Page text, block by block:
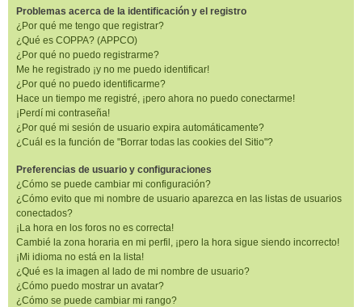
Problemas acerca de la identificación y el registro
¿Por qué me tengo que registrar?
¿Qué es COPPA? (APPCO)
¿Por qué no puedo registrarme?
Me he registrado ¡y no me puedo identificar!
¿Por qué no puedo identificarme?
Hace un tiempo me registré, ¡pero ahora no puedo conectarme!
¡Perdí mi contraseña!
¿Por qué mi sesión de usuario expira automáticamente?
¿Cuál es la función de "Borrar todas las cookies del Sitio"?
Preferencias de usuario y configuraciones
¿Cómo se puede cambiar mi configuración?
¿Cómo evito que mi nombre de usuario aparezca en las listas de usuarios
conectados?
¡La hora en los foros no es correcta!
Cambié la zona horaria en mi perfil, ¡pero la hora sigue siendo incorrecto!
¡Mi idioma no está en la lista!
¿Qué es la imagen al lado de mi nombre de usuario?
¿Cómo puedo mostrar un avatar?
¿Cómo se puede cambiar mi rango?